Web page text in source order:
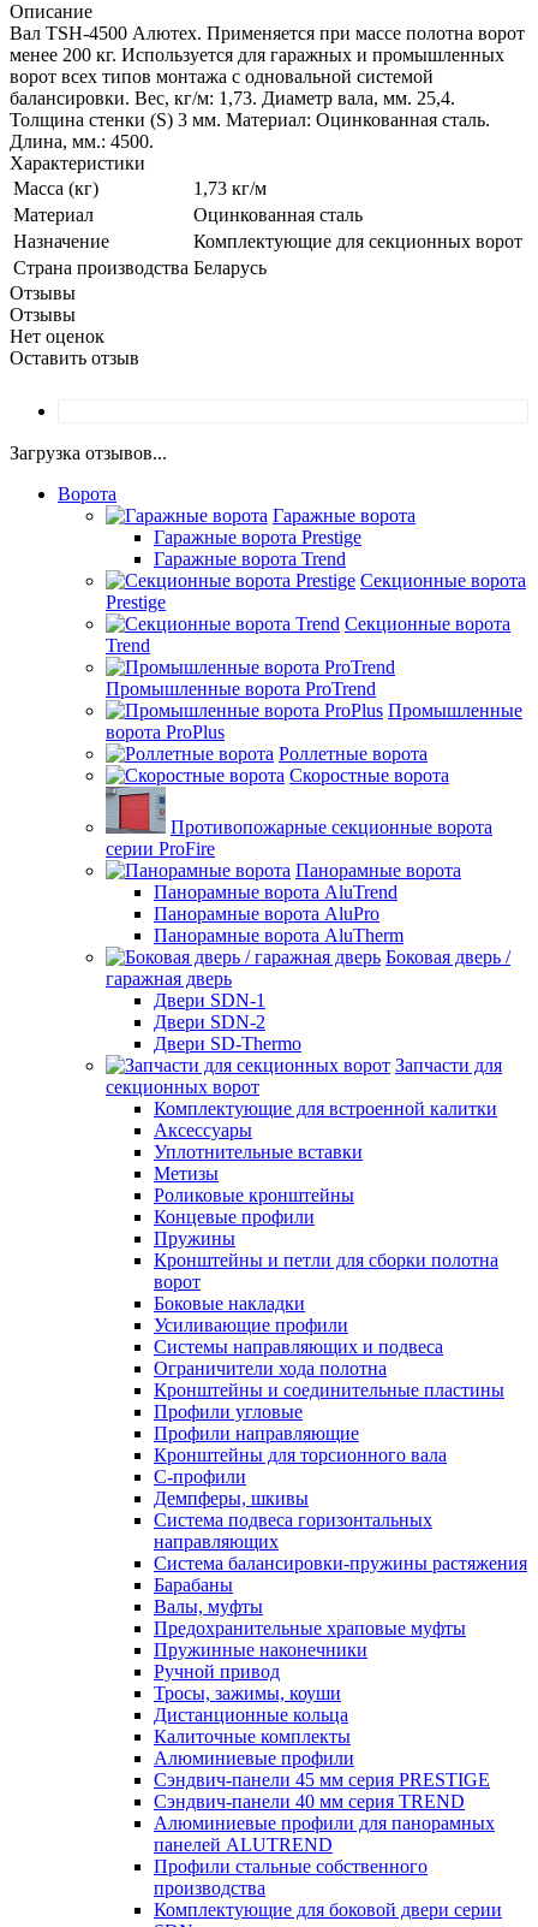
Описание
Вал TSH-4500 Алютех. Применяется при массе полотна ворот
менее 200 кг. Используется для гаражных и промышленных
ворот всех типов монтажа с одновальной системой
балансировки. Вес, кг/м: 1,73. Диаметр вала, мм. 25,4.
Толщина стенки (S) 3 мм. Материал: Оцинкованная сталь.
Длина, мм.: 4500.
Характеристики
Масса (кг)
1,73 кг/м
Материал
Оцинкованная сталь
Назначение
Комплектующие для секционных ворот
Страна производства Беларусь
Отзывы
Отзывы
Нет оценок
Оставить отзыв
Загрузка отзывов...
Ворота
Гаражные ворота
Гаражные ворота Prestige
Гаражные ворота Trend
Секционные ворота
Prestige
Секционные ворота
Trend
Промышленные ворота ProTrend
Промышленные
ворота ProPlus
Роллетные ворота
Скоростные ворота
Противопожарные секционные ворота
серии ProFire
Панорамные ворота
Панорамные ворота AluTrend
Панорамные ворота AluPro
Панорамные ворота AluTherm
Боковая дверь /
гаражная дверь
Двери SDN-1
Двери SDN-2
Двери SD-Thermo
Запчасти для
секционных ворот
Комплектующие для встроенной калитки
Аксессуары
Уплотнительные вставки
Метизы
Роликовые кронштейны
Концевые профили
Пружины
Кронштейны и петли для сборки полотна
ворот
Боковые накладки
Усиливающие профили
Системы направляющих и подвеса
Ограничители хода полотна
Кронштейны и соединительные пластины
Профили угловые
Профили направляющие
Кронштейны для торсионного вала
С-профили
Демпферы, шкивы
Система подвеса горизонтальных
направляющих
Система балансировки-пружины растяжения
Барабаны
Валы, муфты
Предохранительные храповые муфты
Пружинные наконечники
Ручной привод
Тросы, зажимы, коуши
Дистанционные кольца
Калиточные комплекты
Алюминиевые профили
Сэндвич-панели 45 мм серия PRESTIGE
Сэндвич-панели 40 мм серия TREND
Алюминиевые профили для панорамных
панелей ALUTREND
Профили стальные собственного
производства
Комплектующие для боковой двери серии